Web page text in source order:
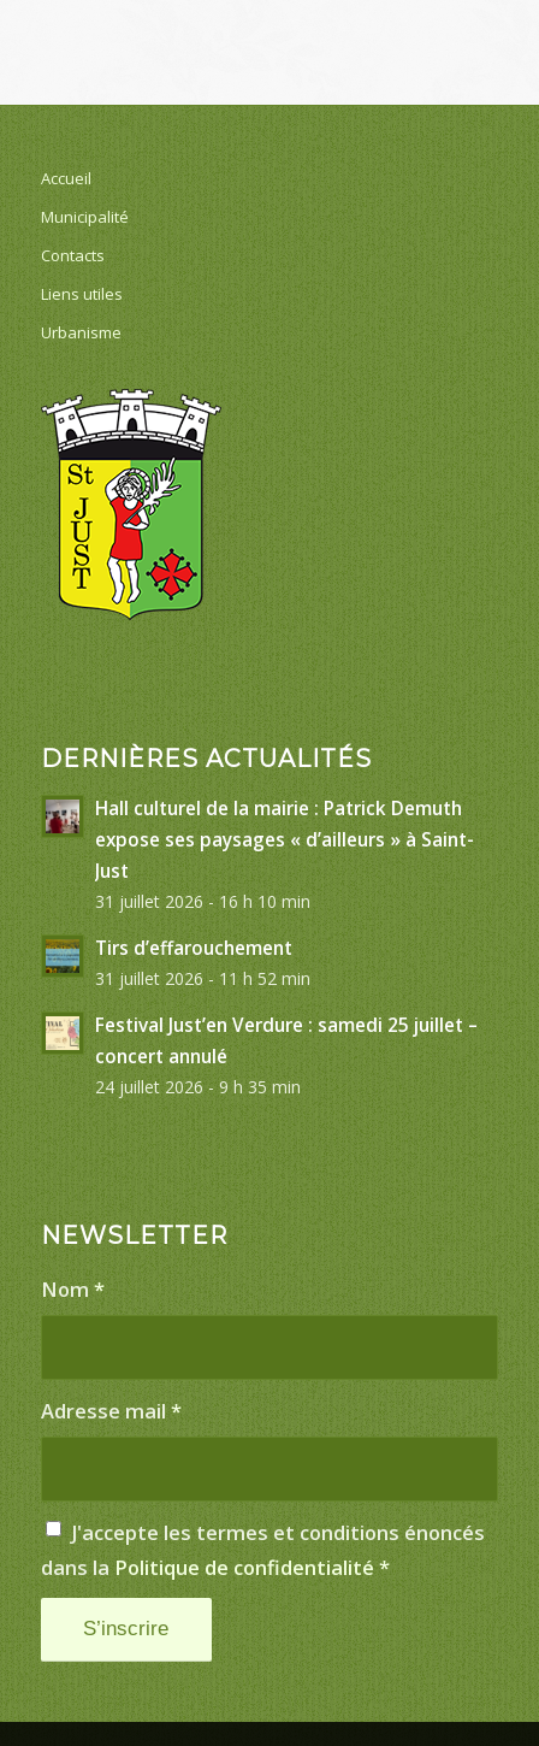
Accueil
Municipalité
Contacts
Liens utiles
Urbanisme
DERNIÈRES ACTUALITÉS
Hall culturel de la mairie : Patrick Demuth
expose ses paysages « d’ailleurs » à Saint-
Just
31 juillet 2026 - 16 h 10 min
Tirs d’effarouchement
31 juillet 2026 - 11 h 52 min
Festival Just’en Verdure : samedi 25 juillet –
concert annulé
24 juillet 2026 - 9 h 35 min
NEWSLETTER
Nom *
Adresse mail *
J'accepte les termes et conditions énoncés
dans la Politique de confidentialité *